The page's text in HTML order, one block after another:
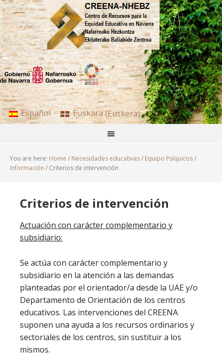
Español Euskara(Euskera)
You are here: Home / Necesidades educativas/ Equipo Psíquicos/
Información / Criterios de intervención
Criterios de intervención
Actuación con carácter complementario y
subsidiario:
Se actúa con carácter complementario y
subsidiario en la atención a las demandas
planteadas por el orientador/a desde la UAE y/o
Departamento de Orientación de los centros
educativos. Las intervenciones del CREENA
suponen una ayuda a los recursos ordinarios y
sectoriales de los centros, sin sustituir a los
mismos.